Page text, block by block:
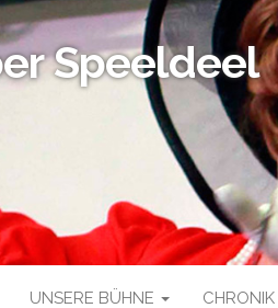
Speeldeel
UNSERE BÜHNE CHRONIK